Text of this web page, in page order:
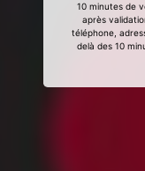
10 minutes de
après
téléphone,
delà des 10